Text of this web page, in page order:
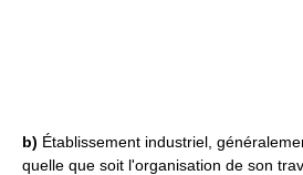
b) Établissement industriel,
quelle que soit l'organisation de son